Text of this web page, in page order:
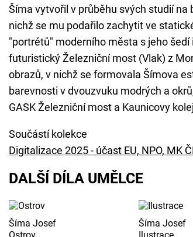
Šíma vytvořil v průběhu svých studií
nichž se mu podařilo zachytit ve
"portrétů" moderního města s jeho
futuristický Železniční most (Vlak) z
obrazů, v nichž se formovala Šímova
barevnosti v dvouzvuku modrých a
GASK Železniční most a Kaunicovy
Součástí kolekce
Digitalizace 2025 - účast EU, NPO, MK
DALŠÍ DÍLA UMĚLCE
Šíma Josef
Šíma Josef